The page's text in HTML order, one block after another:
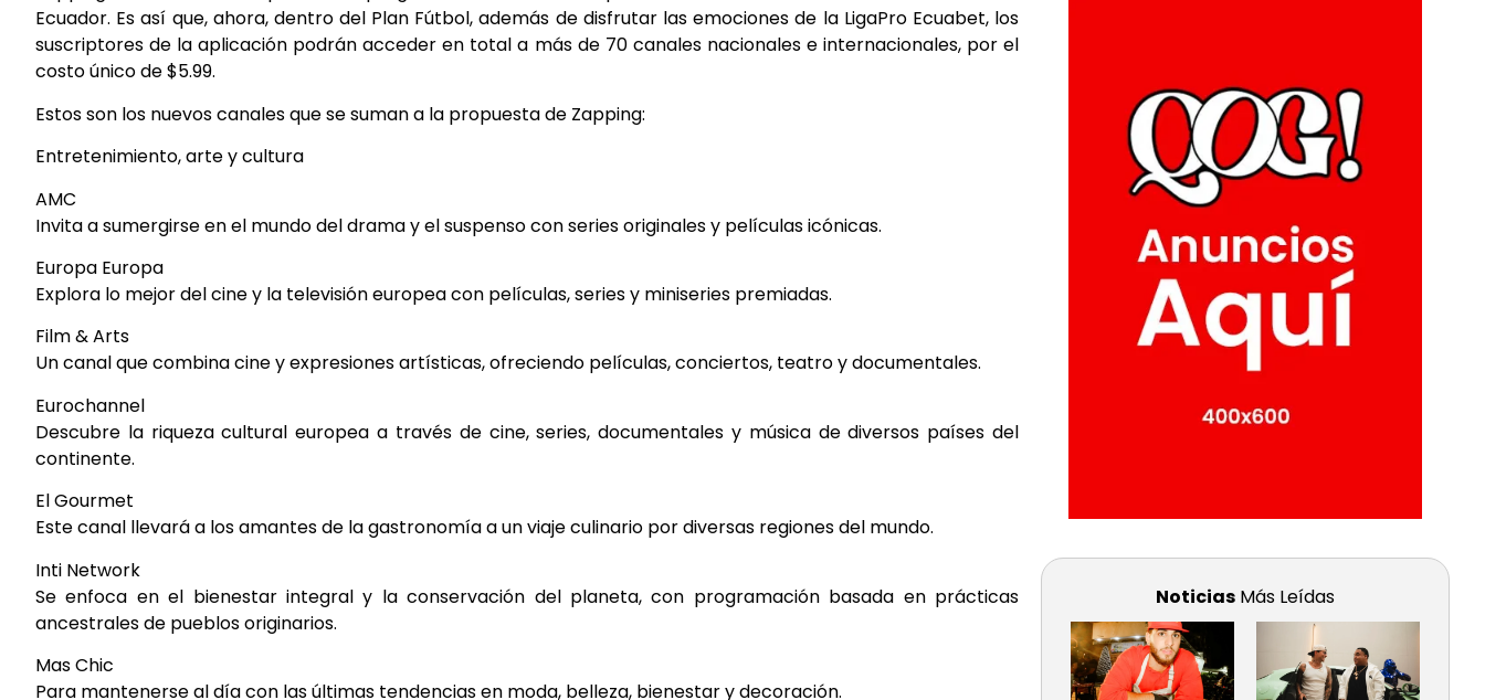
Ecuador. Es así que, ahora, dentro del Plan Fútbol, además de disfrutar las emociones de la LigaPro Ecuabet, los
suscriptores de la aplicación podrán acceder en total a más de 70 canales nacionales e internacionales, por el
costo único de $5.99.
Estos son los nuevos canales que se suman a la propuesta de Zapping:
Entretenimiento, arte y cultura
AMC
Invita a sumergirse en el mundo del drama y el suspenso con series originales y películas icónicas.
Europa Europa
Explora lo mejor del cine y la televisión europea con películas, series y miniseries premiadas.
Film & Arts
Un canal que combina cine y expresiones artísticas, ofreciendo películas, conciertos, teatro y documentales.
Eurochannel
Descubre la riqueza cultural europea a través de cine, series, documentales y música de diversos países del
continente.
El Gourmet
Este canal llevará a los amantes de la gastronomía a un viaje culinario por diversas regiones del mundo.
Inti Network
Se enfoca en el bienestar integral y la conservación del planeta, con programación basada en prácticas
ancestrales de pueblos originarios.
Mas Chic
Para mantenerse al día con las últimas tendencias en moda, belleza, bienestar y decoración.
Noticias Más Leídas